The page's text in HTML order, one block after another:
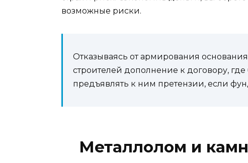
возможные риски.
Отказываясь от армирования
строителей дополнение к договору,
предъявлять к ним претензии, если
Металлолом и